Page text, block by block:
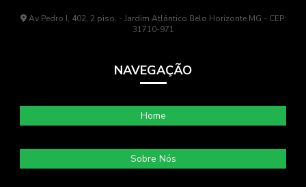
Av Pedro I, 402, 2 piso. - Jardim Atlântico Belo Horizonte MG - CEP:
31710-971
NAVEGAÇÃO
Home
Sobre Nós